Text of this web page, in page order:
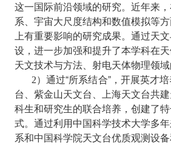
这一国际前沿领域的研究。近年来
系、宇宙大尺度结构和数值模拟等
上有重要影响的研究成果。通过天
设，进一步加强和提升了本学科在天
天文技术与方法、射电天体物理领域
2）通过“所系结合”，开展英才
台、紫金山天文台、上海天文台共
科生和研究生的联合培养，创建了
式。通过利用中国科学技术大学多
系和中国科学院天文台优质观测设